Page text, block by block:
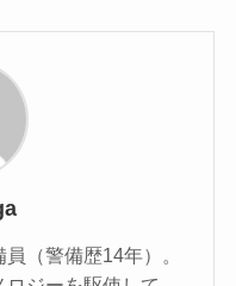
（警備歴14年）。